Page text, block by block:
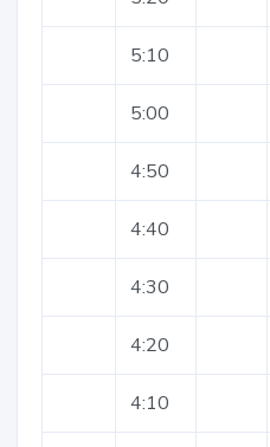
5:10
5:00
4:50
4:40
4:30
4:20
4:10